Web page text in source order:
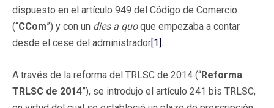
dispuesto en el artículo 949 del Código de Comercio
(“CCom”) y con un dies a quoque empezaba a contar
desde el cese del administrador[1].
A través de la reforma del TRLSC de 2014 (“Reforma
TRLSC de 2014”), se introdujo el artículo 241 bis TRLSC,